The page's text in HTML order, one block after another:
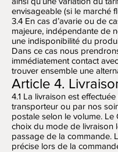
envisageable (si le marché
3.4 En cas d’avarie ou de
majeure, indépendante de
une indisponibilité du
Dans ce cas nous
immédiatement contact
trouver ensemble une
Article 4.
4.1 La livraison est
transporteur ou par nos
postale selon le volume. Le
choix du mode de livraison
passage de la commande.
précise lors de la